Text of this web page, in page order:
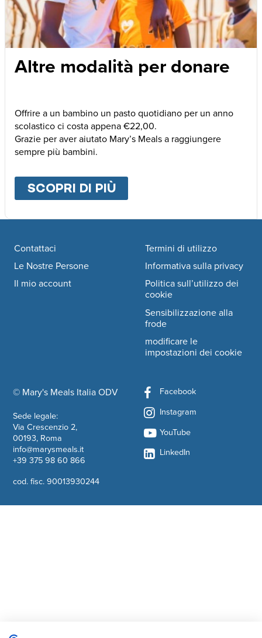
Altre modalità per donare
Offrire a un bambino un pasto quotidiano per un anno
scolastico ci costa appena €22,00.
Grazie per aver aiutato Mary’s Meals a raggiungere
sempre più bambini.
SCOPRI DI PIÙABOUT
Footer navigation
© Mary's Meals Italia ODVcompany information
Sede legale:
Via Crescenzio 2,
00193, Roma
info@marysmeals.it
+39 375 98 60 866
cod. fisc. 90013930244
Contattaci
Le Nostre Persone
Il mio account
Termini di utilizzo
Informativa sulla privacy
Politica sull’utilizzo dei
cookie
Sensibilizzazione alla
frode
modificare le
impostazioni dei cookie
Facebook
Instagram
YouTube
LinkedIn